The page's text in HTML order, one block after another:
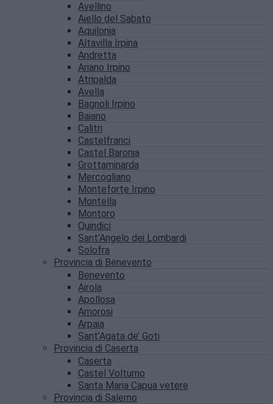
Avellino
Aiello del Sabato
Aquilonia
Altavilla Irpina
Andretta
Ariano Irpino
Atripalda
Avella
Bagnoli Irpino
Baiano
Calitri
Castelfranci
Castel Baronia
Grottaminarda
Mercogliano
Monteforte Irpino
Montella
Montoro
Quindici
Sant’Angelo dei Lombardi
Solofra
Provincia di Benevento
Benevento
Airola
Apollosa
Amorosi
Arpaia
Sant’Agata de’ Goti
Provincia di Caserta
Caserta
Castel Volturno
Santa Maria Capua vetere
Provincia di Salerno